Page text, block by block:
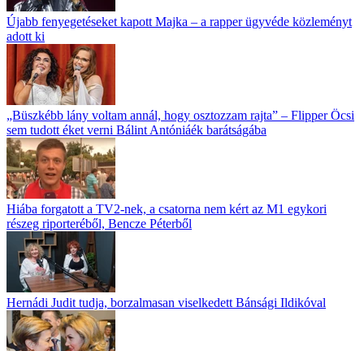
Újabb fenyegetéseket kapott Majka – a rapper ügyvéde közleményt
adott ki
„Büszkébb lány voltam annál, hogy osztozzam rajta” – Flipper Öcsi
sem tudott éket verni Bálint Antóniáék barátságába
Hiába forgatott a TV2-nek, a csatorna nem kért az M1 egykori
részeg riporteréből, Bencze Péterből
Hernádi Judit tudja, borzalmasan viselkedett Bánsági Ildikóval